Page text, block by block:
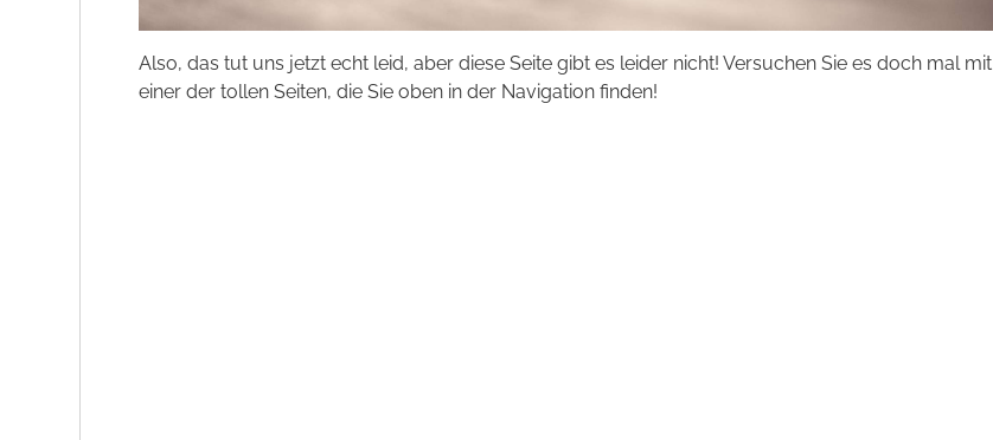
Also, das tut uns jetzt echt leid, aber diese Seite gibt es leider nicht! Versuchen Sie es doch mal mit
einer der tollen Seiten, die Sie oben in der Navigation finden!